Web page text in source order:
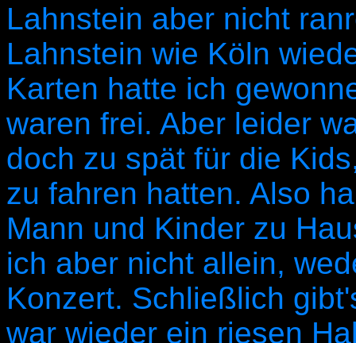
Lahnstein aber nicht
Lahnstein wie Köln
Karten hatte ich
waren frei. Aber leider
doch zu spät für die
zu fahren hatten. Also
Mann und Kinder zu
ich aber nicht allein,
Konzert. Schließlich
war wieder ein riesen